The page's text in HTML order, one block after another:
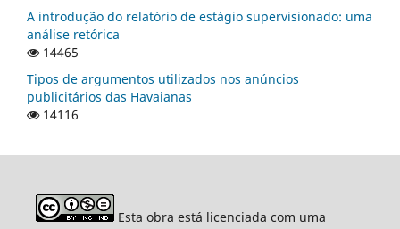
A introdução do relatório de estágio supervisionado: uma
análise retórica
14465
Tipos de argumentos utilizados nos anúncios
publicitários das Havaianas
14116
Esta obra está licenciada com uma